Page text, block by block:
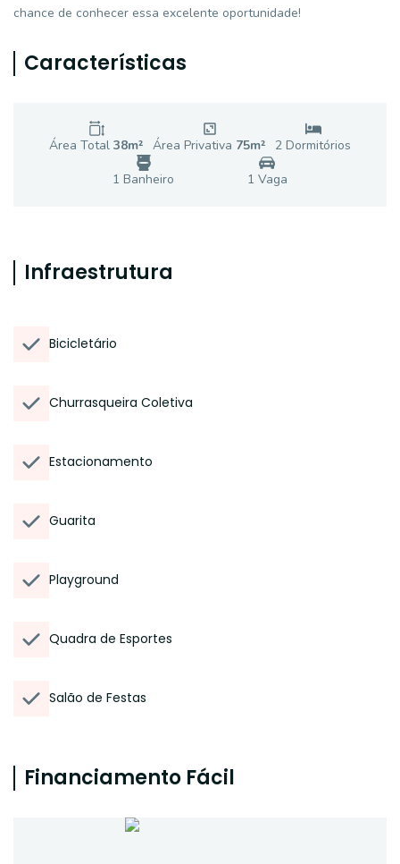
chance de conhecer essa excelente oportunidade!
Características
Área Total 38m² Área Privativa 75m² 2 Dormitórios
1 Banheiro 1 Vaga
Infraestrutura
Bicicletário
Churrasqueira Coletiva
Estacionamento
Guarita
Playground
Quadra de Esportes
Salão de Festas
Financiamento Fácil